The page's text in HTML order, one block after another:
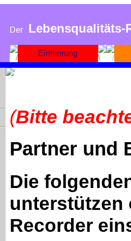
Der Lebensqualitäts-
Einführung
(Bitte
Partner und
Die
unterstützen
Recorder